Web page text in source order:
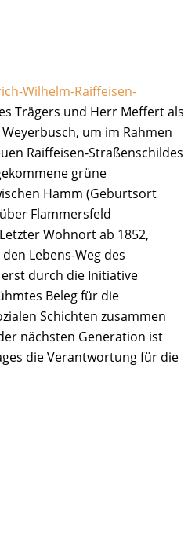
Wilhelm-Raiffeisen-
Trägers und Herr Meffert als
um im Rahmen
Raiffeisen-Straßenschildes
grüne
Hamm (Geburtsort
Flammersfeld
Wohnort ab 1852,
Lebens-Weg des
durch die Initiative
Beleg für die
Schichten zusammen
nächsten Generation ist
die Verantwortung für die